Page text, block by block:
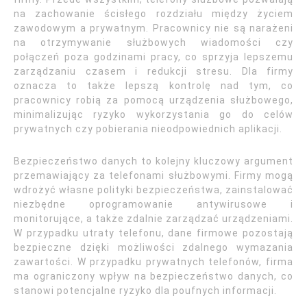
na zachowanie ścisłego rozdziału między życiem
zawodowym a prywatnym. Pracownicy nie są narażeni
na otrzymywanie służbowych wiadomości czy
połączeń poza godzinami pracy, co sprzyja lepszemu
zarządzaniu czasem i redukcji stresu. Dla firmy
oznacza to także lepszą kontrolę nad tym, co
pracownicy robią za pomocą urządzenia służbowego,
minimalizując ryzyko wykorzystania go do celów
prywatnych czy pobierania nieodpowiednich aplikacji.
Bezpieczeństwo danych to kolejny kluczowy argument
przemawiający za telefonami służbowymi. Firmy mogą
wdrożyć własne polityki bezpieczeństwa, zainstalować
niezbędne oprogramowanie antywirusowe i
monitorujące, a także zdalnie zarządzać urządzeniami.
W przypadku utraty telefonu, dane firmowe pozostają
bezpieczne dzięki możliwości zdalnego wymazania
zawartości. W przypadku prywatnych telefonów, firma
ma ograniczony wpływ na bezpieczeństwo danych, co
stanowi potencjalne ryzyko dla poufnych informacji.